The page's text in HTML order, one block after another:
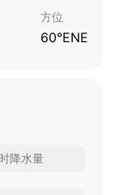
方位
60°ENE
降水量